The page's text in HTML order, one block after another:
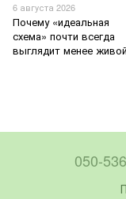
6 августа 2026
Почему «идеальная
схема» почти всегда
выглядит менее
050-